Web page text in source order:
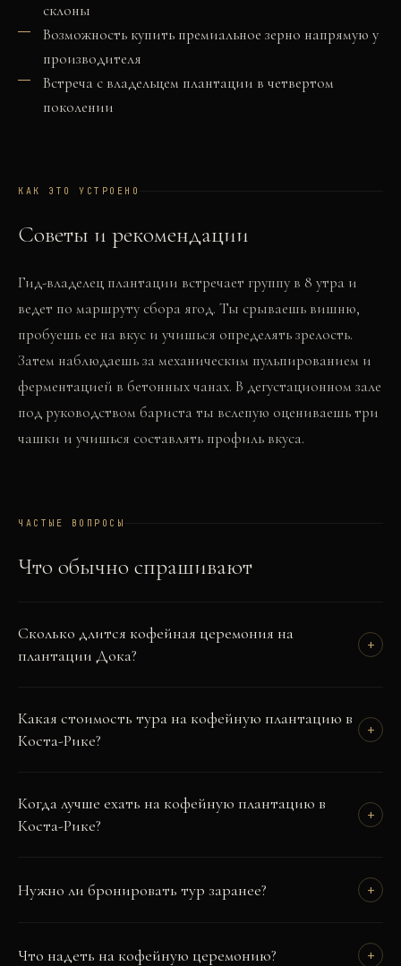
склоны
Возможность купить премиальное зерно напрямую у
производителя
Встреча с владельцем плантации в четвертом
поколении
КАК ЭТО УСТРОЕНО
Советы и рекомендации
Гид-владелец плантации встречает группу в 8 утра и
ведет по маршруту сбора ягод. Ты срываешь вишню,
пробуешь ее на вкус и учишься определять зрелость.
Затем наблюдаешь за механическим пульпированием и
ферментацией в бетонных чанах. В дегустационном зале
под руководством бариста ты вслепую оцениваешь три
чашки и учишься составлять профиль вкуса.
ЧАСТЫЕ ВОПРОСЫ
Что обычно спрашивают
Сколько длится кофейная церемония на
плантации Дока?
+
Какая стоимость тура на кофейную плантацию в
Коста-Рике?
+
Когда лучше ехать на кофейную плантацию в
Коста-Рике?
+
Нужно ли бронировать тур заранее? +
Что надеть на кофейную церемонию? +